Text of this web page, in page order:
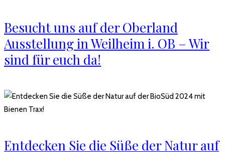
Besucht uns auf der Oberland
Ausstellung in Weilheim i. OB – Wir
sind für euch da!
Entdecken Sie die Süße der Natur auf